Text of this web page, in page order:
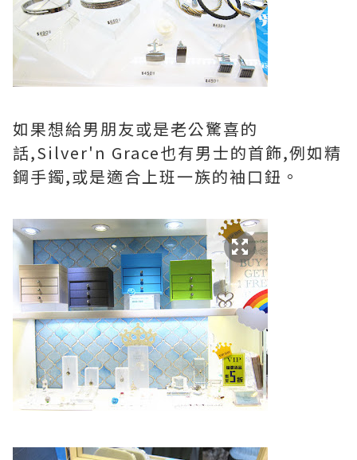
如果想給男朋友或是老公驚喜的
話,Silver'n Grace也有男士的首飾,例如精
鋼手鐲,或是適合上班一族的袖口鈕。